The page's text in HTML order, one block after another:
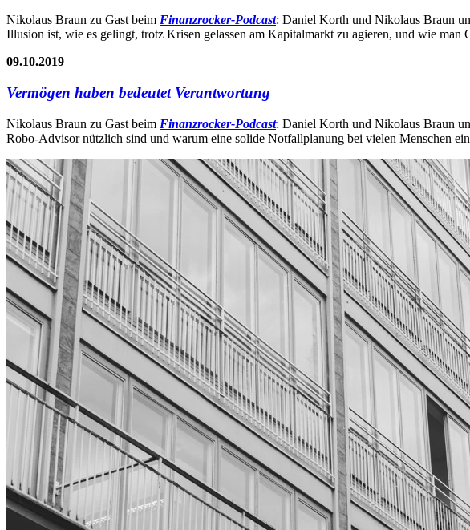
Nikolaus Braun zu Gast beim Finanzrocker-Podcast: Daniel Korth und Nikolaus Braun
Illusion ist, wie es gelingt, trotz Krisen gelassen am Kapitalmarkt zu agieren, und wie man
09.10.2019
Vermögen haben bedeutet Verantwortung
Nikolaus Braun zu Gast beim Finanzrocker-Podcast: Daniel Korth und Nikolaus Braun
Robo-Advisor nützlich sind und warum eine solide Notfallplanung bei vielen Menschen